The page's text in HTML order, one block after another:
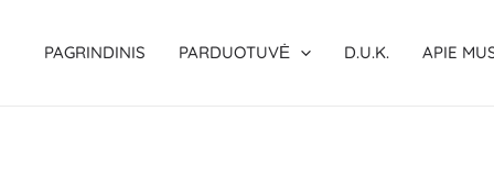
PAGRINDINIS PARDUOTUVĖ D.U.K. APIE